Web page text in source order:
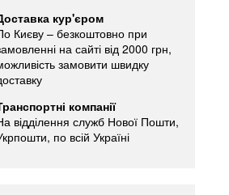
кур'єром
Києву – безкоштовно при
на сайті від 2000 грн,
замовити швидку
компанії
відділення служб Нової Пошти,
по всій Україні